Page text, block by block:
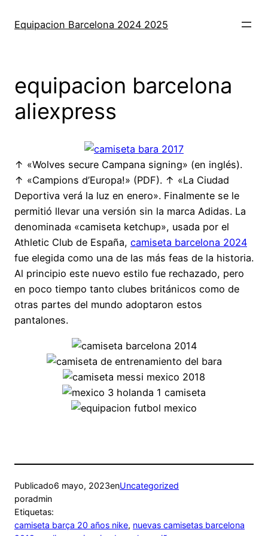
Equipacion Barcelona 2024 2025
equipacion barcelona
aliexpress
↑ «Wolves secure Campana signing» (en inglés).
↑ «Campions d’Europa!» (PDF). ↑ «La Ciudad
Deportiva verá la luz en enero». Finalmente se le
permitió llevar una versión sin la marca Adidas. La
denominada «camiseta ketchup», usada por el
Athletic Club de España, camiseta barcelona 2024
fue elegida como una de las más feas de la historia.
Al principio este nuevo estilo fue rechazado, pero
en poco tiempo tanto clubes británicos como de
otras partes del mundo adoptaron estos
pantalones.
Publicado6 mayo, 2023enUncategorized
poradmin
Etiquetas:
camiseta barça 20 años nike, nuevas camisetas barcelona